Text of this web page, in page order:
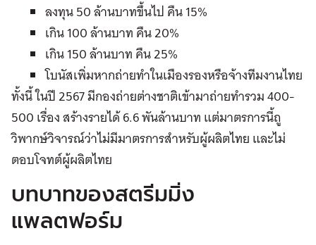
ลงทุน 50 ล้านบาทขึ้นไป คืน 15%
เกิน 100 ล้านบาท คืน 20%
เกิน 150 ล้านบาท คืน 25%
โบนัสเพิ่มหากถ่ายทำในเมืองรองหรือจ้างทีมงานไทย
ทั้งนี้ ในปี 2567 มีกองถ่ายต่างชาติเข้ามาถ่ายทำรวม 400-
500 เรื่อง สร้างรายได้ 6.6 พันล้านบาท แต่มาตรการนี้ถู
วิพากษ์วิจารณ์ว่าไม่มีมาตรการสำหรับผู้ผลิตไทย และไม่
ตอบโจทต์ผู้ผลิตไทย
บทบาทของสตรีมมิ่ง
แพลตฟอร์ม